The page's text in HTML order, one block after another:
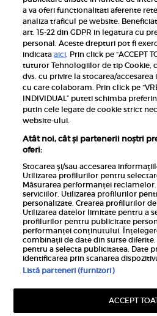
Pariază responsabil! Decizia
Jocurile de noroc sunt interzise
Links
Calculator sarcina
Rețete
Libertatea
Viva
Libertatea pentru femei
Avantaje
a va oferi functionalitati aferente
analiza traficul pe website.
art. 15-22 din GDPR in legatura cu
personal. Aceste drepturi pot fi
indicataaici. Prin click pe “ACCEPT
tuturor Tehnologiilor de tip Cookie,
dvs. cu privire la stocarea/
cu care colaboram. Prin click pe
INDIVIDUAL” puteti schimba
putin cele legate de cookie strict
website-ului.
Atât noi, cât și partenerii noștri
oferi:
Stocarea și/sau accesarea
Utilizarea profilurilor pentru
Măsurarea performanței
serviciilor. Utilizarea profilurilor
personalizate. Crearea profilurilor
Utilizarea datelor limitate pentru a
profilurilor pentru publicitate
performanței conținutului.
combinații de date din surse
pentru a selecta publicitatea. Date
identificarea prin scanarea
Listă parteneri (furnizori)
ACCEPT